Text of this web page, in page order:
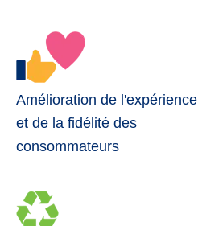
Amélioration de l'expérience
et de la fidélité des
consommateurs